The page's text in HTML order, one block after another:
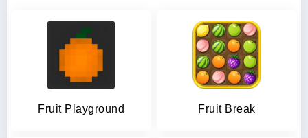
Fruit Playground Fruit Break